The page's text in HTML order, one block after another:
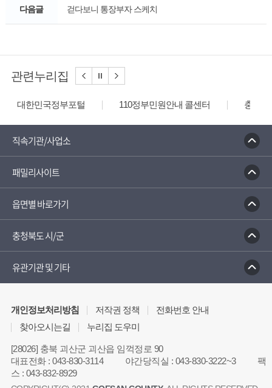
다음글 걷다보니 통장부자 스케치
관련누리집
대한민국정부포털 110정부민원안내 콜센터 충청북
직속기관/사업소
패밀리사이트
읍면별 바로가기
충청북도 시/군
유관기관 및 기타
개인정보처리방침 저작권 정책
전화번호 안내
찾아오시는길
누리집 도우미
[28026] 충북 괴산군 괴산읍 임꺽정로 90
대표전화:043-830-3114 야간당직실 : 043-830-3222~3
팩
스 : 043-832-8929